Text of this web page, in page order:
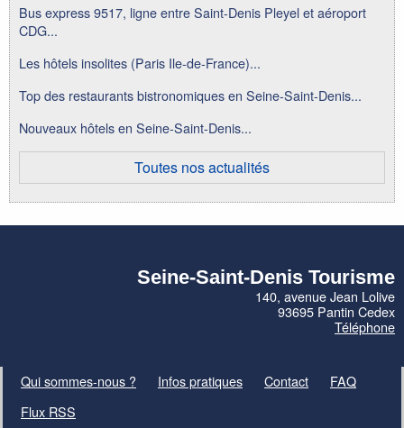
Bus express 9517, ligne entre Saint-Denis Pleyel et aéroport
CDG...
Les hôtels insolites (Paris Ile-de-France)...
Top des restaurants bistronomiques en Seine-Saint-Denis...
Nouveaux hôtels en Seine-Saint-Denis...
Toutes nos actualités
Seine-Saint-Denis Tourisme
140, avenue Jean Lolive
93695 Pantin Cedex
Téléphone
Qui sommes-nous ? Infos pratiques Contact
FAQ
Flux RSS